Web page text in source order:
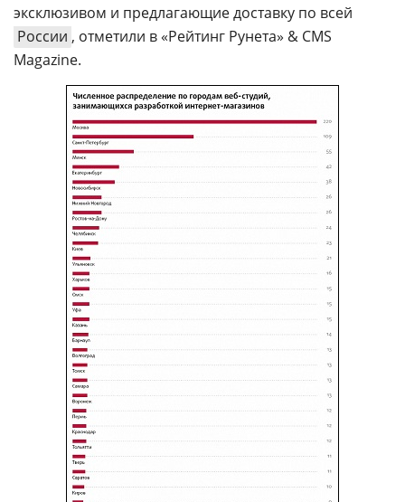
эксклюзивом и предлагающие доставку по всей
России , отметили в «Рейтинг Рунета» & CMS
Magazine.